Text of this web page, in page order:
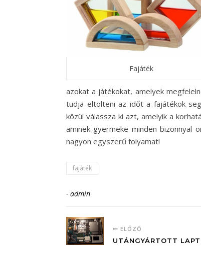
Fajáték
azokat a játékokat, amelyek
tudja eltölteni az időt a fajátékok
közül válassza ki azt, amelyik a
aminek gyermeke minden bizonnyal
nagyon egyszerű folyamat!
fajáték
- admin
ELŐZŐ
UTÁNGYÁRTOTT